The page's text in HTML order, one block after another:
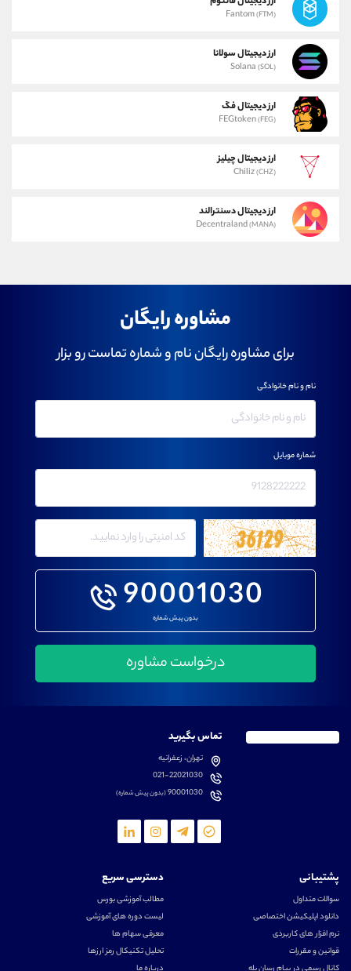
Fantom(FTM)
ارز دیجیتال سولانا
Solana (SOL)
ارز دیجیتال فگ
FEGtoken(FEG)
ارز دیجیتال چیلیز
Chiliz(CHZ)
ارز دیجیتال دسنترالند
Decentraland(MANA)
مشاوره رایگان
برای مشاوره رایگان نام و شماره تماست رو بزار
90001030
بدون پیش شماره
نام و نام خانوادگی
شماره موبایل
تماس بگیرید
تهران، زعفرانیه
021-22021030
90001030(بدون پیش شماره)
پشتیبانی
سوالات متداول
دانلود اپلیکیشن اختصاصی
نرم افزار های کاربردی
قوانین و مقررات
دسترسی سریع
مطالب آموزشی بورس
لیست دوره های آموزشی
معرفی سهام ها
تحلیل تکنیکال رمز ارزها